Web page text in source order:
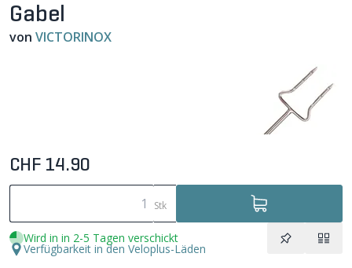
Gabel
von VICTORINOX
CHF 14.90
Stk
Wird in in 2-5 Tagen verschickt
Verfügbarkeit in den Veloplus-Läden